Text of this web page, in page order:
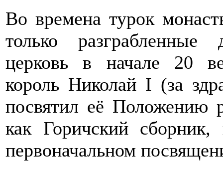
Во времена турок
только
церковь в начале 20
король Николай I (за
посвятил её Положению
как Горичский сборник,
первоначальном